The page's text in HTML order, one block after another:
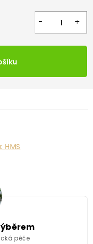
HMS
péče